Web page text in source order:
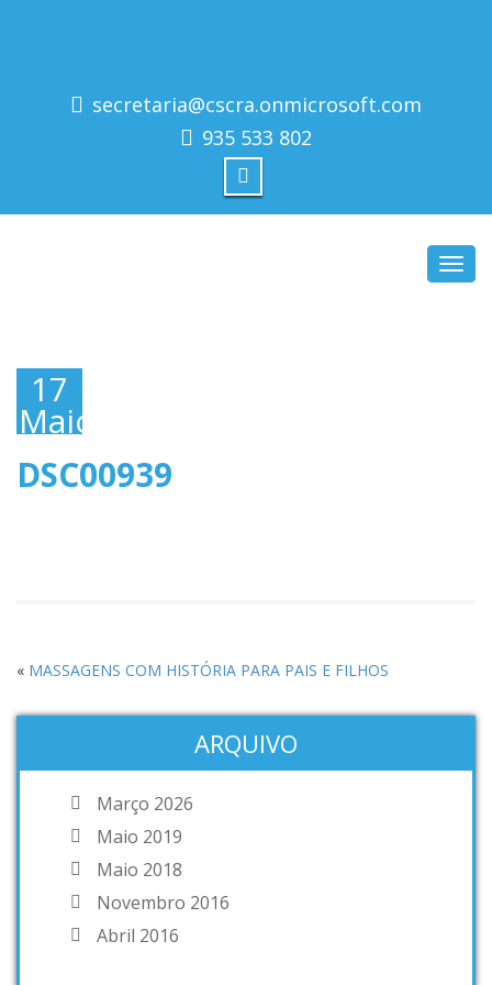
secretaria@cscra.onmicrosoft.com
935 533 802
17
Maio,
2019
DSC00939
« MASSAGENS COM HISTÓRIA PARA PAIS E FILHOS
ARQUIVO
Março 2026
Maio 2019
Maio 2018
Novembro 2016
Abril 2016